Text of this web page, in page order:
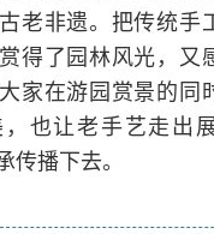
老非遗。把传统手
得了园林风光，又
家在游园赏景的同
也让老手艺走出
传播下去。